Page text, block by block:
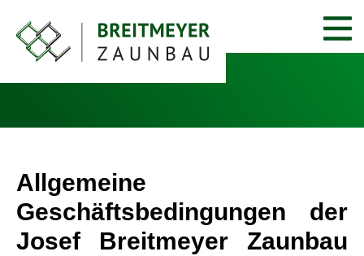
Allgemeine
Geschäftsbedingungen der
Josef Breitmeyer Zaunbau